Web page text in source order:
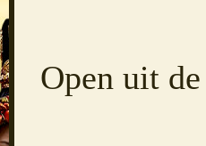
Open uit